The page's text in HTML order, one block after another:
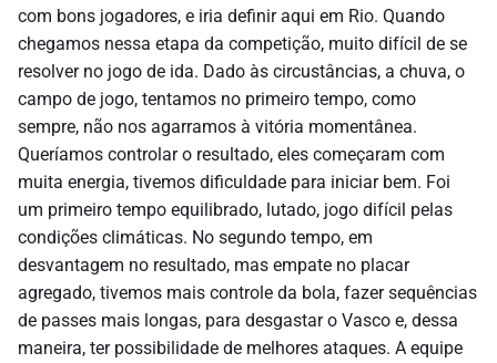
com bons jogadores, e iria definir aqui em Rio. Quando
chegamos nessa etapa da competição, muito difícil de se
resolver no jogo de ida. Dado às circustâncias, a chuva, o
campo de jogo, tentamos no primeiro tempo, como
sempre, não nos agarramos à vitória momentânea.
Queríamos controlar o resultado, eles começaram com
muita energia, tivemos dificuldade para iniciar bem. Foi
um primeiro tempo equilibrado, lutado, jogo difícil pelas
condições climáticas. No segundo tempo, em
desvantagem no resultado, mas empate no placar
agregado, tivemos mais controle da bola, fazer sequências
de passes mais longas, para desgastar o Vasco e, dessa
maneira, ter possibilidade de melhores ataques. A equipe